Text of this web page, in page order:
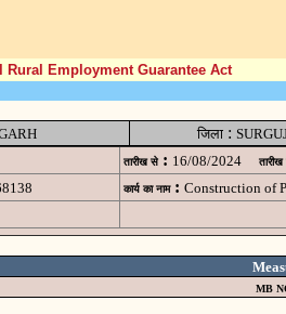
Rural Employment Guarantee Act
जिला:
तारीख से : 16/08/2024 तारीख
कार्य का नाम : Construction of
MB